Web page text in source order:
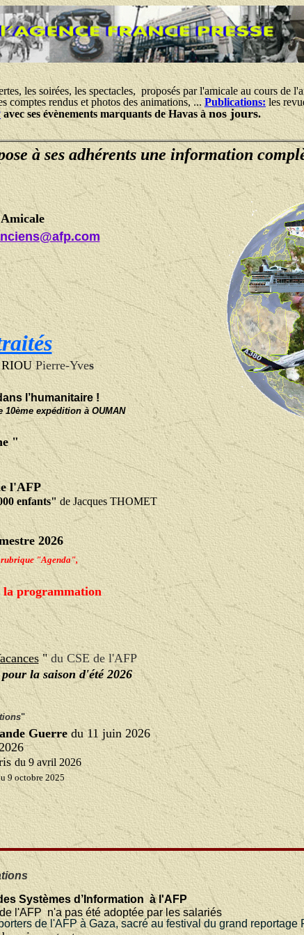
les soirées, les spectacles, proposés par l'amicale au cours de
comptes rendus et photos des animations, ...Publications: les
avec ses évènements marquants de Havas ànos jours.
à ses adhérents une information
Pierre-Yves
l’humanitaire !
expédition à OUMAN
"
l'AFP
enfants" deJacques THOMET
2026
rubrique "Agenda",
la programmation
"du CSE de l'AFP
la saison d'été 2026
"
Guerredu 11 juin 2026
du 9 avril 2026
9 octobre 2025
Systèmes d’Information à l'AFP
de l'AFPn'a pas été adoptée par les salariés
de l'AFP à Gaza, sacré au festival du grand reportage